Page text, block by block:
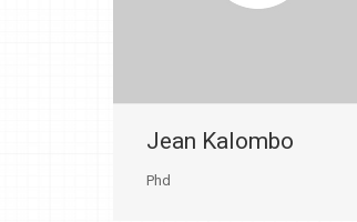
Jean Kalombo
Phd